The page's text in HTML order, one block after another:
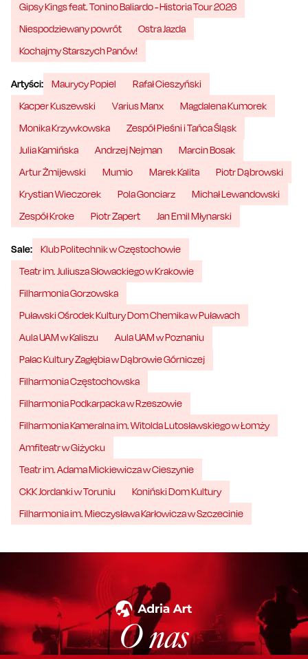
Gipsy Kings feat. Tonino Baliardo - Historia Tour 2026
Niespodziewany powrót
Ostra Jazda
Kochajmy Starszych Panów!
Artyści: Maurycy Popiel
Rafał Cieszyński
Kacper Kuszewski
Varius Manx
Magdalena Kumorek
Monika Krzywkowska
Zespół Pieśni i Tańca Śląsk
Julia Kamińska
Andrzej Nejman
Marcin Bosak
Artur Żmijewski
Mumio Marek Kalita
Piotr Dąbrowski
Krystian Wieczorek
Pola Gonciarz
Michał Lewandowski
Zespół Kroke
Piotr Zapert Jan Emil Młynarski
Sale:
Klub Politechnik w Częstochowie
Teatr im. Juliusza Słowackiego w Krakowie
Filharmonia Gorzowska
Puławski Ośrodek Kultury Dom Chemika w Puławach
Aula UAM w Kaliszu
Aula UAM w Poznaniu
Pałac Kultury Zagłębia w Dąbrowie Górniczej
Filharmonia Częstochowska
Filharmonia Podkarpacka w Rzeszowie
Filharmonia Kameralna im. Witolda Lutosławskiego w Łomży
Amfiteatr w Giżycku
Teatr im. Adama Mickiewicza w Cieszynie
CKK Jordanki w Toruniu
Koniński Dom Kultury
Filharmonia im. Mieczysława Karłowicza w Szczecinie
O nas